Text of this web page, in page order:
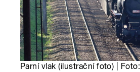
Parní vlak (ilustrační foto) | Foto: